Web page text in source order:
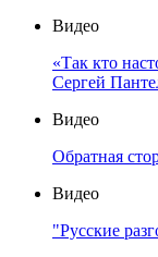
Видео
«Так кто
Сергей
Видео
Обратная
Видео
"Русские